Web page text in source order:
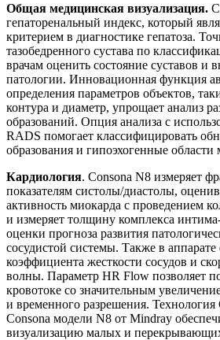
Общая медицинская визуализация.
гепаторенальный индекс, который
критерием в диагностике гепатоза.
тазобедренного сустава по
врачам оценить состояние суставов и
патологии. Инновационная функция
определения параметров объектов,
контура и диаметр, упрощает анализ
образований. Опция анализа с
RADS помогает классифицировать
образования и гипоэхогенные
Кардиология. Consona N8 измеряет
показателям систолы/диастолы,
активность миокарда с проведением
и измеряет толщину комплекса
оценки прогноза развития
сосудистой системы. Также в аппарате
коэффициента жесткости сосудов и
волны. Параметр HR Flow позволяет
кровотоке со значительным
и временного разрешения. Технология
Consona модели N8 от Mindray
визуализацию малых и